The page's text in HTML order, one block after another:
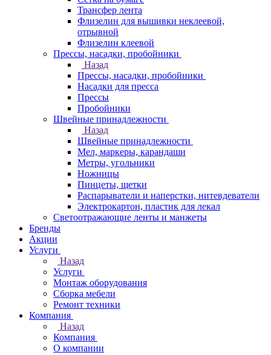
Трансфер лента
Флизелин для вышивки неклеевой,
отрывной
Флизелин клеевой
Прессы, насадки, пробойники
Назад
Прессы, насадки, пробойники
Насадки для пресса
Прессы
Пробойники
Швейные принадлежности
Назад
Швейные принадлежности
Мел, маркеры, карандаши
Метры, угольники
Ножницы
Пинцеты, щетки
Распарыватели и наперстки, нитевдеватели
Электрокартон, пластик для лекал
Светоотражающие ленты и манжеты
Бренды
Акции
Услуги
Назад
Услуги
Монтаж оборудования
Сборка мебели
Ремонт техники
Компания
Назад
Компания
О компании